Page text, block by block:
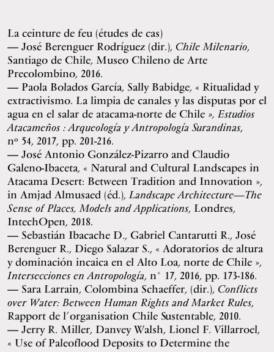
La ceinture de feu (études de cas)
José Berenguer Rodríguez (dir.), Chile Milenario,
Santiago de Chile, Museo Chileno de Arte
Precolombino, 2016.
Paola Bolados García, Sally Babidge, « Ritualidad y
extractivismo. La limpia de canales y las disputas por el
agua en el salar de atacama-norte de Chile », Estudios
Atacameños : Arqueología y Antropología Surandinas,
nº 54, 2017, pp. 201-216.
José Antonio González-Pizarro and Claudio
Galeno-Ibaceta, « Natural and Cultural Landscapes in
Atacama Desert: Between Tradition and Innovation »,
in Amjad Almusaed (éd.), Landscape Architecture—The
Sense of Places, Models and Applications, Londres,
IntechOpen, 2018.
Sebastián Ibacache D., Gabriel Cantarutti R., José
Berenguer R., Diego Salazar S., « Adoratorios de altura
y dominación incaica en el Alto Loa, norte de Chile »,
Intersecciones en Antropología, n° 17, 2016, pp. 173-186.
Sara Larrain, Colombina Schaeffer, (dir.), Conflicts
over Water: Between Human Rights and Market Rules,
Rapport de l’organisation Chile Sustentable, 2010.
Jerry R. Miller, Danvey Walsh, Lionel F. Villarroel,
« Use of Paleoflood Deposits to Determine the